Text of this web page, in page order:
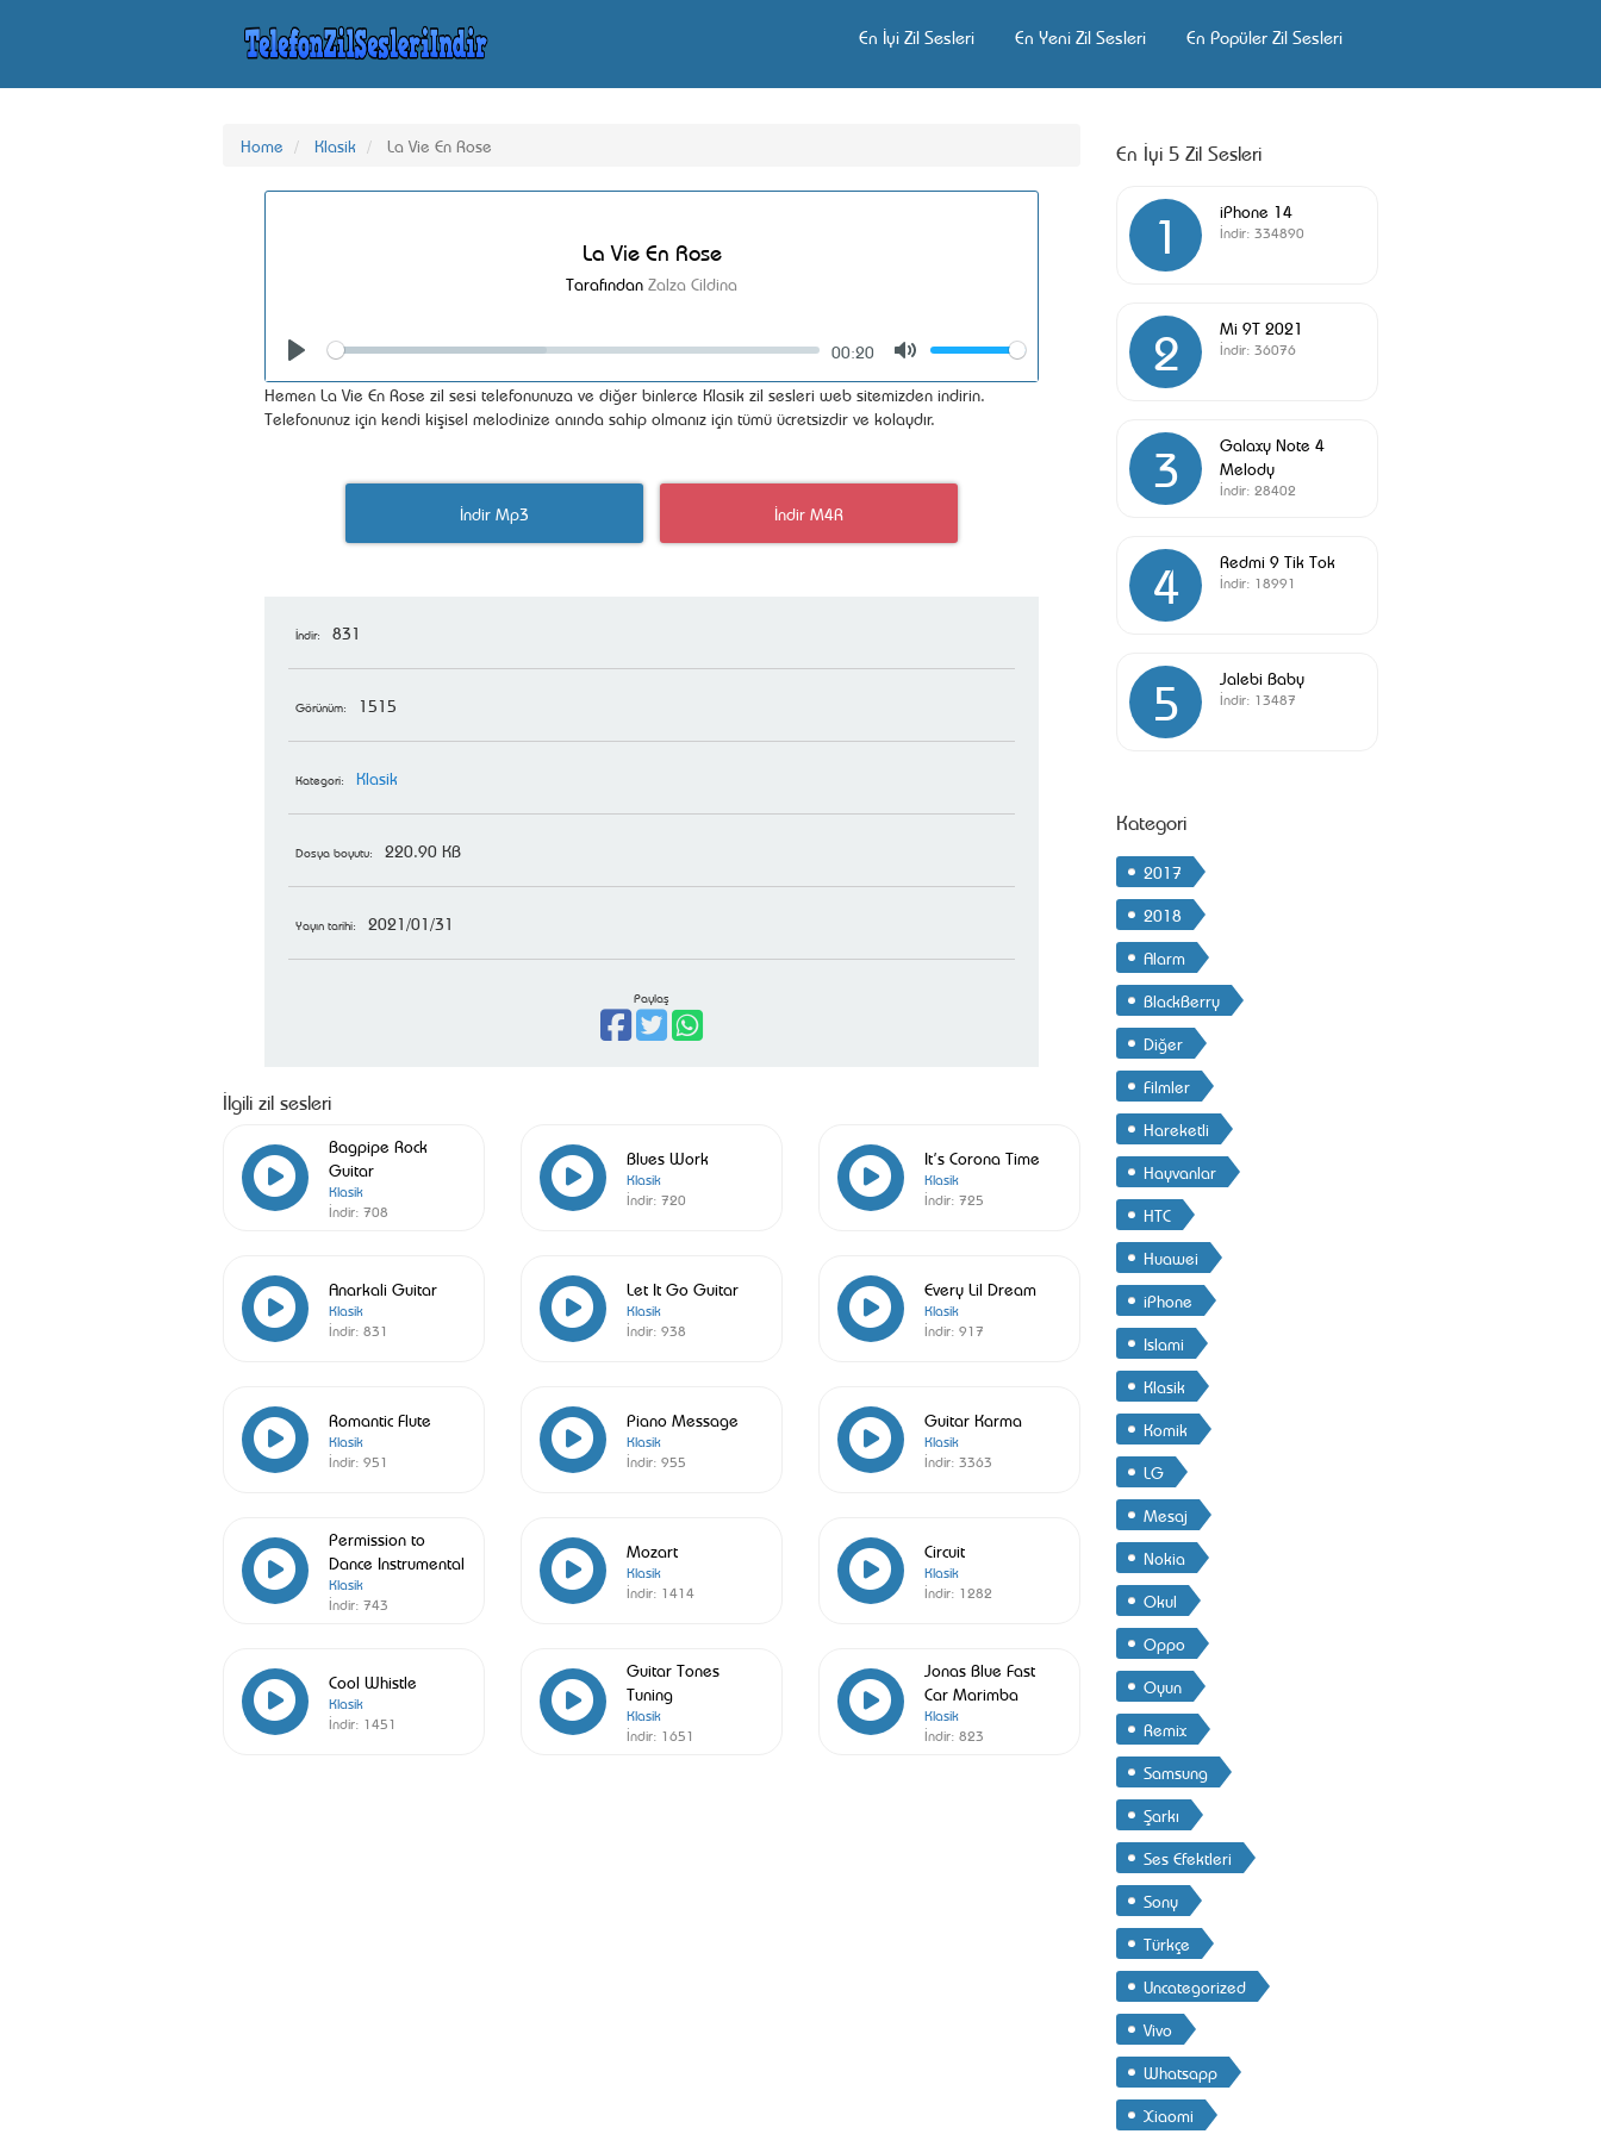
En İyi Zil Sesleri En Yeni Zil Sesleri En Popüler Zil Sesleri
Home Klasik La Vie En Rose
La Vie En Rose
Tarafından Zalza Cildina
Seek
00:20
Volume
Hemen La Vie En Rose zil sesi telefonunuza ve diğer binlerce Klasik zil sesleri web sitemizden indirin.
Telefonunuz için kendi kişisel melodinize anında sahip olmanız için tümü ücretsizdir ve kolaydır.
İndir Mp3 İndir M4R
İndir: 831
Görünüm: 1515
Kategori: Klasik
Dosya boyutu: 220.90 KB
Yayın tarihi: 2021/01/31
Paylaş
İlgili zil sesleri
Bagpipe Rock
Guitar
Klasik
İndir: 708
Blues Work
Klasik
İndir: 720
It’s Corona Time
Klasik
İndir: 725
Anarkali Guitar
Klasik
İndir: 831
Let It Go Guitar
Klasik
İndir: 938
Every Lil Dream
Klasik
İndir: 917
Romantic Flute
Klasik
İndir: 951
Piano Message
Klasik
İndir: 955
Guitar Karma
Klasik
İndir: 3363
Permission to
Dance Instrumental
Klasik
İndir: 743
Mozart
Klasik
İndir: 1414
Circuit
Klasik
İndir: 1282
Cool Whistle
Klasik
İndir: 1451
Guitar Tones
Tuning
Klasik
İndir: 1651
Jonas Blue Fast
Car Marimba
Klasik
İndir: 823
En İyi 5 Zil Sesleri
1 iPhone 14
İndir: 334890
2 Mi 9T 2021
İndir: 36076
3
Galaxy Note 4
Melody
İndir: 28402
4 Redmi 9 Tik Tok
İndir: 18991
5 Jalebi Baby
İndir: 13487
Kategori
2017
2018
Alarm
BlackBerry
Diğer
Filmler
Hareketli
Hayvanlar
HTC
Huawei
iPhone
Islami
Klasik
Komik
LG
Mesaj
Nokia
Okul
Oppo
Oyun
Remix
Samsung
Şarkı
Ses Efektleri
Sony
Türkçe
Uncategorized
Vivo
Whatsapp
Xiaomi